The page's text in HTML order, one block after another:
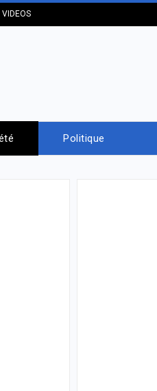
VIDEOS
Politique